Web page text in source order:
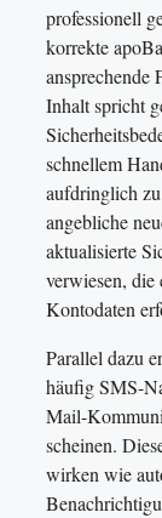
professionell
korrekte
ansprechende
Inhalt spricht
schnellem
aufdringlich
angebliche
aktualisierte
verwiesen,
Kontodaten
Parallel dazu
häufig SMS-
Mail-
scheinen.
wirken wie